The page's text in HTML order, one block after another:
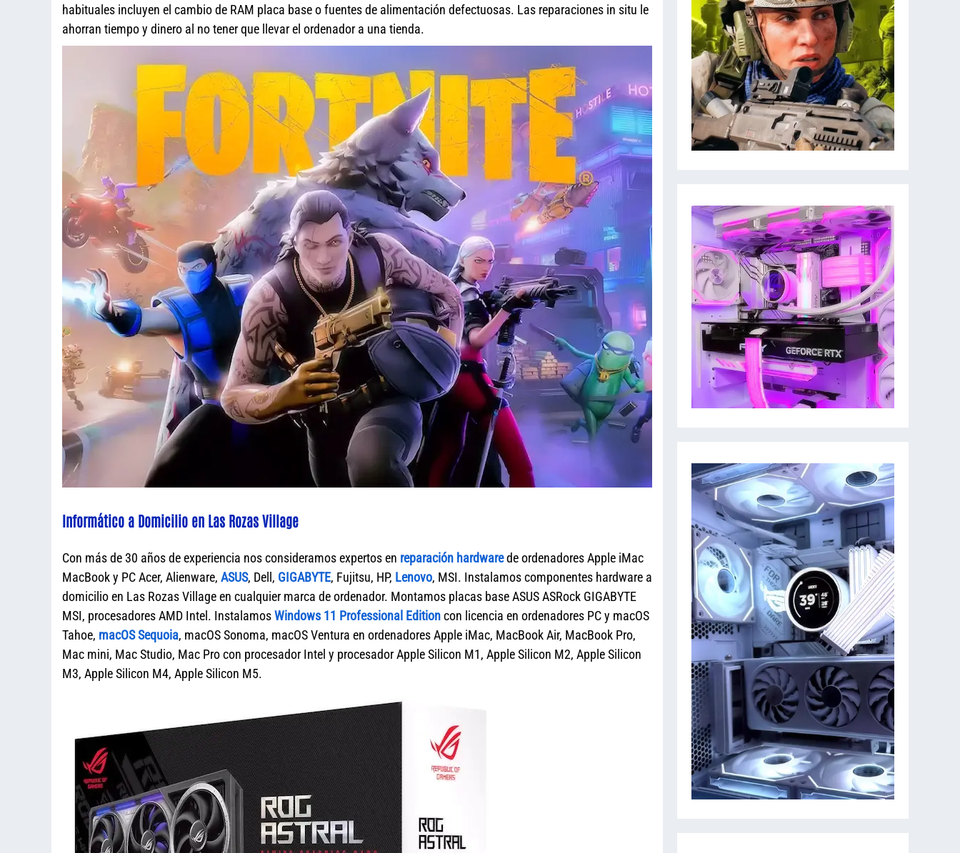
habituales incluyen el cambio de RAM placa base o fuentes de alimentación defectuosas. Las reparaciones in situ le
ahorran tiempo y dinero al no tener que llevar el ordenador a una tienda.
Informático a Domicilio en Las Rozas Village
Con más de 30 años de experiencia nos consideramos expertos en reparación hardwarede ordenadores Apple iMac
MacBook y PC Acer, Alienware, ASUS, Dell, GIGABYTE, Fujitsu, HP, Lenovo, MSI. Instalamos componentes hardware a
domicilio en Las Rozas Village en cualquier marca de ordenador. Montamos placas base ASUS ASRock GIGABYTE
MSI, procesadores AMD Intel. InstalamosWindows 11 Professional Editioncon licencia en ordenadores PC y macOS
Tahoe, macOS Sequoia, macOS Sonoma, macOS Ventura en ordenadores Apple iMac, MacBook Air, MacBook Pro,
Mac mini, Mac Studio, Mac Pro con procesador Intel y procesador Apple Silicon M1, Apple Silicon M2, Apple Silicon
M3, Apple Silicon M4, Apple Silicon M5.